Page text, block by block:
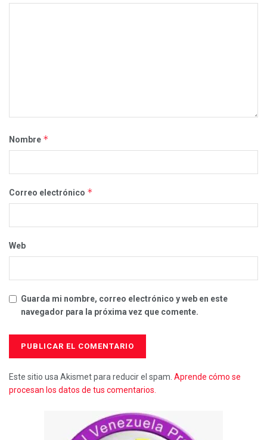
Nombre *
Correo electrónico *
Web
Guarda mi nombre, correo electrónico y web en este
navegador para la próxima vez que comente.
Este sitio usa Akismet para reducir el spam. Aprende cómo se
procesan los datos de tus comentarios.